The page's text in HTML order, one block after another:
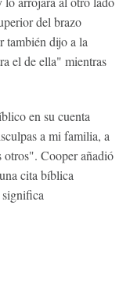
del brazo
también dijo a la
el de ella" mientras
en su cuenta
a mi familia, a
otros". Cooper añadió
cita bíblica